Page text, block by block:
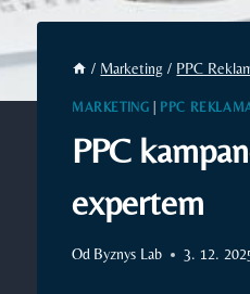
/ Marketing / PPC
MARKETING PPC
PPC
expertem
Od Byznys Lab 3. 12.